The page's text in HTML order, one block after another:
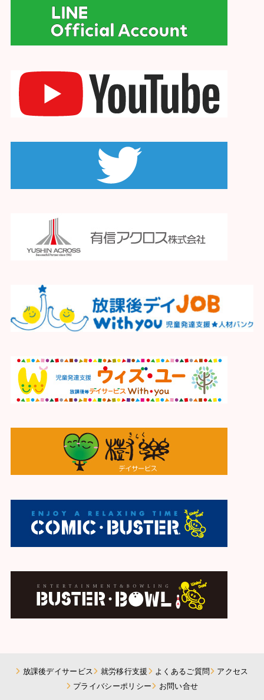
放課後デイサービス 就労移行支援 よくあるご質問
アクセス
プライバシーポリシー
お問い合せ